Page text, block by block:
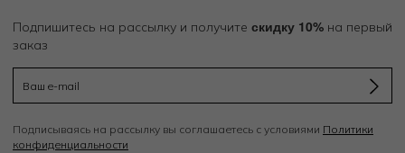
Подпишитесь на рассылку и получите скидку 10% на первый
заказ
Подписываясь на рассылку вы соглашаетесь с условиями Политики
конфиденциальности